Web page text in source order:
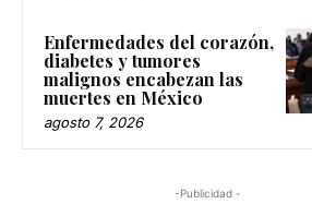
Enfermedades del corazón,
diabetes y tumores
malignos encabezan las
muertes en México
agosto 7, 2026
-Publicidad -